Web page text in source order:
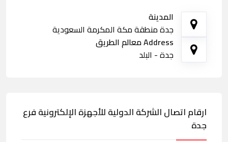
المدينة
جدة منطقة مكة المكرمة السعودية
Address معالم الطريق
جدة - البلد
ارقام اتصال الشركة الدولية للأجهزة الإلكترونية فرع
جدة